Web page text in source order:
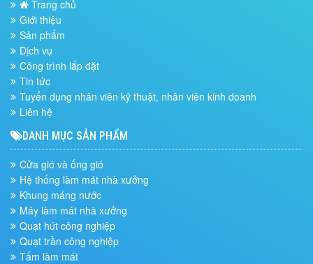
Trang chủ
Giới thiệu
Sản phẩm
Dịch vụ
Công trình lắp đặt
Tin tức
Tuyển dụng nhân viên kỹ thuật, nhân viên kinh doanh
Liên hệ
DANH MỤC SẢN PHẨM
Cửa gió và ống gió
Hệ thống làm mát nhà xưởng
Khung máng nước
Máy làm mát nhà xưởng
Quạt hút công nghiệp
Quạt trần công nghiệp
Tấm làm mát